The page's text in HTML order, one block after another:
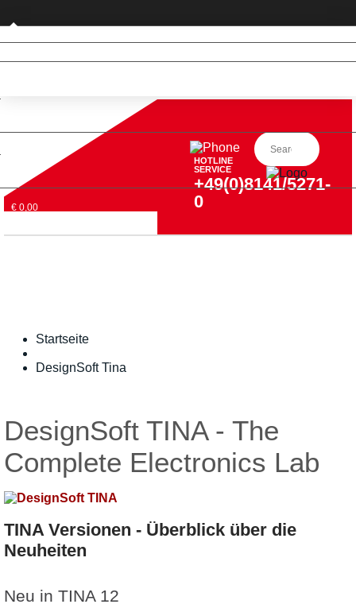
Privatkunde (nur DE)
€ 0,00
HOTLINE
SERVICE
+49(0)8141/5271-
0
Startseite
DesignSoft Tina
DesignSoft TINA - The
Complete Electronics Lab
TINA Versionen - Überblick über die
Neuheiten
Neu in TINA 12